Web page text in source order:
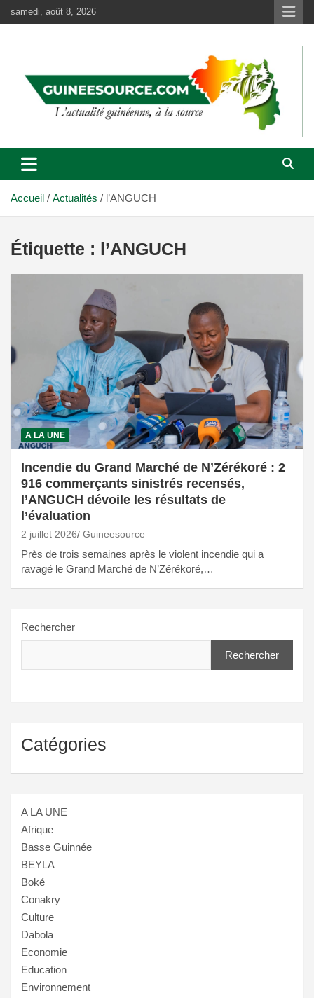
au
samedi, août 8, 2026
Accueil Actualités l’ANGUCH
Étiquette : l’ANGUCH
A LA UNE
Incendie du Grand Marché de N’Zérékoré : 2
916 commerçants sinistrés recensés,
l’ANGUCH dévoile les résultats de
l’évaluation
2 juillet 2026 Guineesource
Près de trois semaines après le violent incendie qui a
ravagé le Grand Marché de N’Zérékoré,…
Rechercher
Rechercher
Catégories
A LA UNE
Afrique
Basse Guinnée
BEYLA
Boké
Conakry
Culture
Dabola
Economie
Education
Environnement